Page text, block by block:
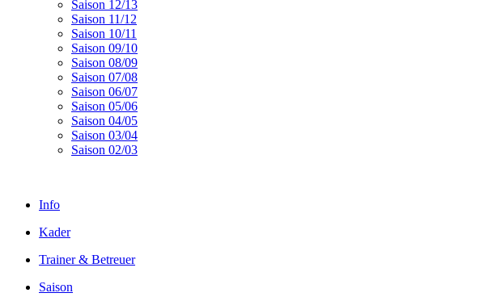
Saison 12/13
Saison 11/12
Saison 10/11
Saison 09/10
Saison 08/09
Saison 07/08
Saison 06/07
Saison 05/06
Saison 04/05
Saison 03/04
Saison 02/03
Info
Kader
Trainer & Betreuer
Saison